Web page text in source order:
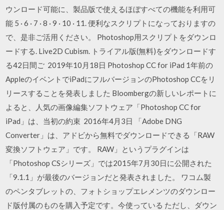
ウンロード可能に、製品版で使えるほぼすべての機能を利用可
能 5 · 6 · 7 · 8 · 9 · 10 · 11. 便利なスクリプトになっておりますの
で、是非ご活用ください。 Photoshop用スクリプトをダウンロ
ードする. Live2D Cubism. トライアル版(無料)をダウンロードす
る42日間ご 2019年10月18日 Photoshop CC for iPad 1年前の
AppleのイベントでiPadにフルバージョンのPhotoshop CCをリ
リースすることを発表しました Bloombergの新しいレポートに
よると、人気の画像編集ソフトウェア「Photoshop CC for
iPad」は、当初の約束 2016年4月3日 「Adobe DNG
Converter」は、アドビから無料でダウンロードできる「RAW
変換ソフトウェア」です。 RAW」というプラグインは
「Photoshop CSシリーズ」では2015年7月30日に公開された
「9.1.1」が最後のバージョンだと発表されました。 ワコム製
のペンタブレットの、フォトショップエレメンツのダウンロー
ド版付属のものを購入予定です。今使っている ただし、ダウン